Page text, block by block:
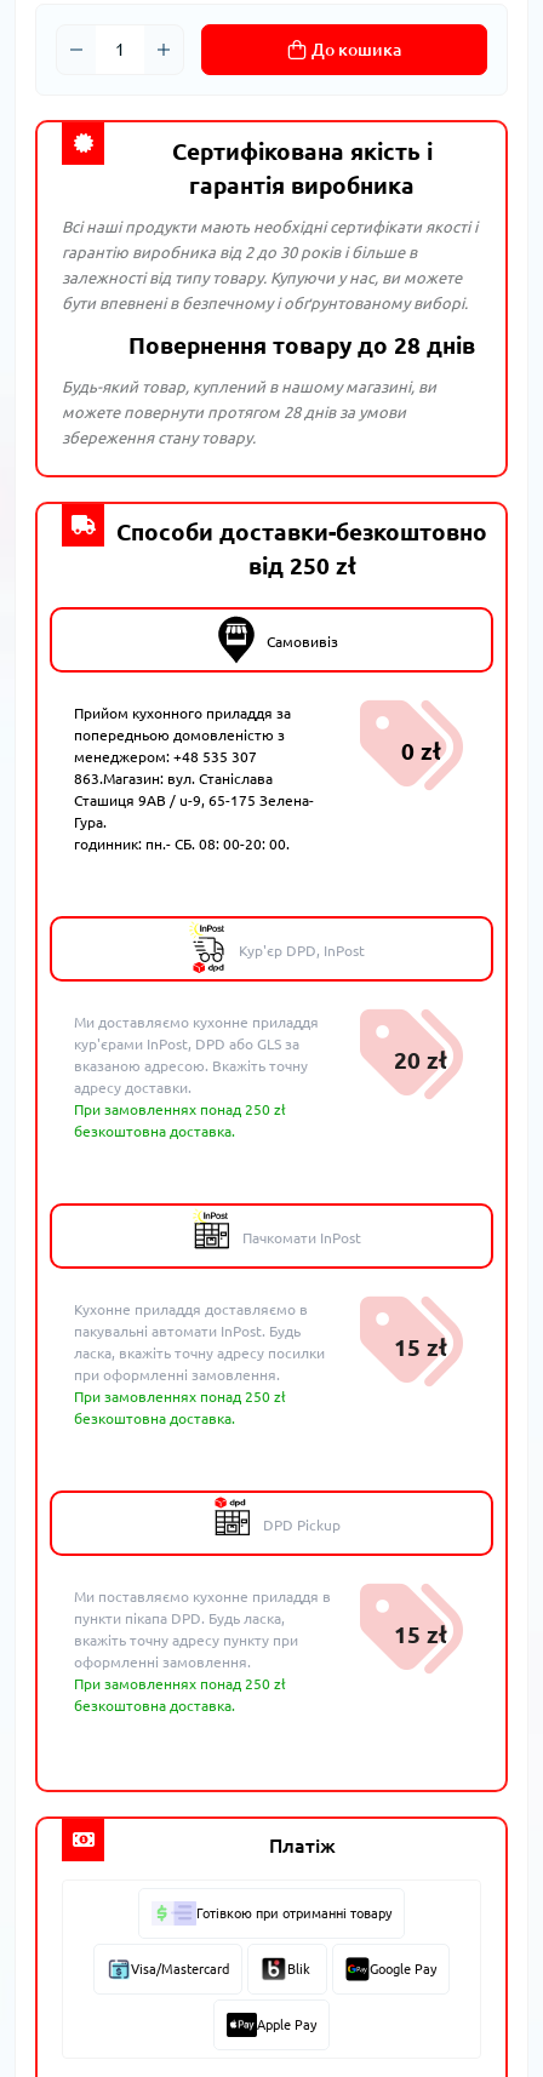
До кошика
Сертифікована якість і
гарантія виробника
Всі наші продукти мають необхідні сертифікати якості і
гарантію виробника від 2 до 30 років і більше в
залежності від типу товару. Купуючи у нас, ви можете
бути впевнені в безпечному і обґрунтованому виборі.
Повернення товару до 28 днів
Будь-який товар, куплений в нашому магазині, ви
можете повернути протягом 28 днів за умови
збереження стану товару.
Способи доставки-безкоштовно
від 250 zł
Самовивіз
Прийом кухонного приладдя за
попередньою домовленістю з
менеджером: +48 535 307
863.Магазин: вул. Станіслава
Сташиця 9AB / u-9, 65-175 Зелена-
Гура.
годинник: пн.- СБ. 08: 00-20: 00.
0 zł
Кур'єр DPD, InPost
Ми доставляємо кухонне приладдя
кур'єрами InPost, DPD або GLS за
вказаною адресою. Вкажіть точну
адресу доставки.
При замовленнях понад 250 zł
безкоштовна доставка.
20 zł
Пачкомати InPost
Кухонне приладдя доставляємо в
пакувальні автомати InPost. Будь
ласка, вкажіть точну адресу посилки
при оформленні замовлення.
При замовленнях понад 250 zł
безкоштовна доставка.
15 zł
DPD Pickup
Ми поставляємо кухонне приладдя в
пункти пікапа DPD. Будь ласка,
вкажіть точну адресу пункту при
оформленні замовлення.
При замовленнях понад 250 zł
безкоштовна доставка.
15 zł
Платіж
Готівкою при отриманні товару
Visa/Mastercard Blik Google Pay
Apple Pay